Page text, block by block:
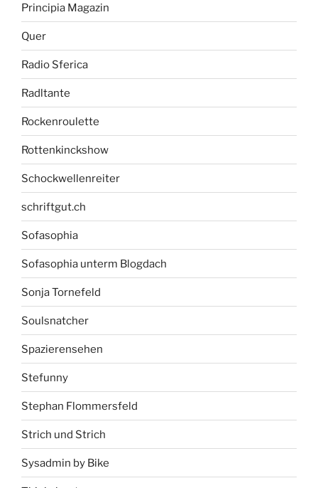
Principia Magazin
Quer
Radio Sferica
Radltante
Rockenroulette
Rottenkinckshow
Schockwellenreiter
schriftgut.ch
Sofasophia
Sofasophia unterm Blogdach
Sonja Tornefeld
Soulsnatcher
Spazierensehen
Stefunny
Stephan Flommersfeld
Strich und Strich
Sysadmin by Bike